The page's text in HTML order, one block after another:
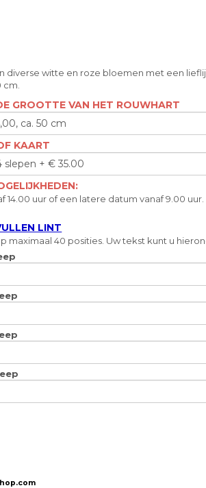
diverse witte en roze bloemen met een
GROOTTE VAN HET ROUWHART
KAART
14.00 uur of een latere datum vanaf 9.00
LINT
maximaal 40 posities. Uw tekst kunt u